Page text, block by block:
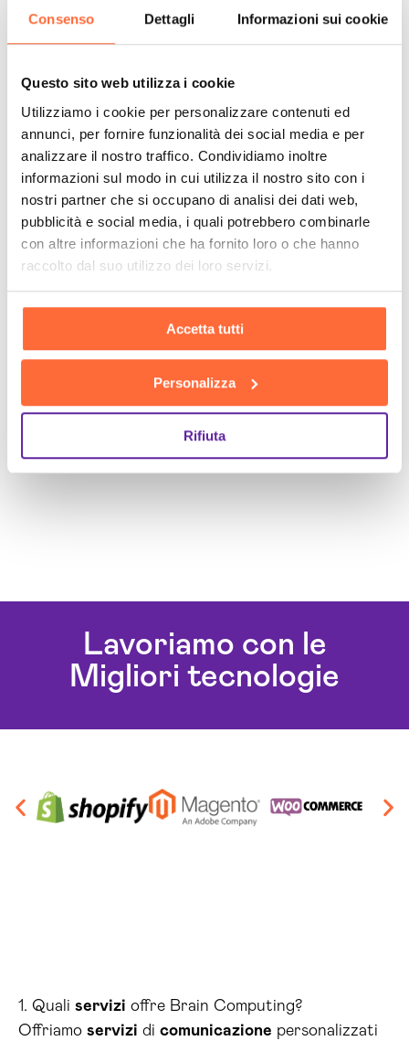
Consenso Dettagli Informazioni sui cookie
Questo sito web utilizza i cookie
Utilizziamo i cookie per personalizzare contenuti ed
annunci, per fornire funzionalità dei social media e per
analizzare il nostro traffico. Condividiamo inoltre
informazioni sul modo in cui utilizza il nostro sito con i
nostri partner che si occupano di analisi dei dati web,
pubblicità e social media, i quali potrebbero combinarle
con altre informazioni che ha fornito loro o che hanno
raccolto dal suo utilizzo dei loro servizi.
Accetta tutti
Personalizza
Rifiuta
Lavoriamo con le
Migliori tecnologie
1. Quali servizi offre Brain Computing?
Offriamo servizi di comunicazione personalizzati